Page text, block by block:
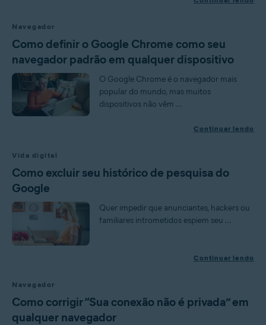
Navegador
Como definir o Google Chrome como seu
navegador padrão em qualquer dispositivo
O Google Chrome é o navegador mais
popular do mundo, mas muitos
dispositivos não vêm ...
Continuar lendo
Vida digital
Como excluir seu histórico de pesquisa do
Google
Quer impedir que anunciantes, hackers ou
familiares intrometidos espiem seu ...
Continuar lendo
Navegador
Como corrigir “Sua conexão não é privada” em
qualquer navegador